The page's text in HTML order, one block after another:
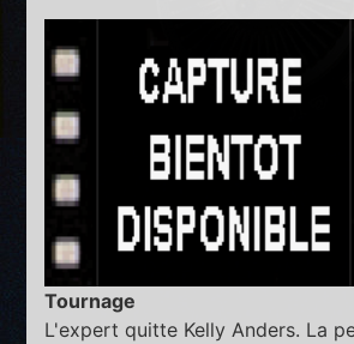
Tournage
L'expert quitte Kelly Anders. La